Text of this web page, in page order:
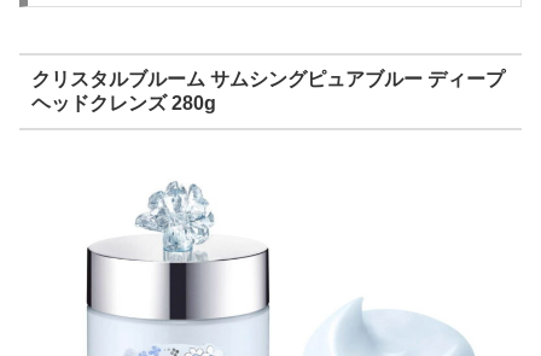
クリスタルブルーム サムシングピュアブルー ディープ
ヘッドクレンズ 280g